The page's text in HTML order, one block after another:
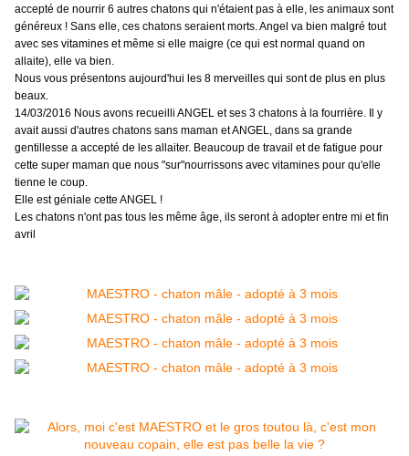
accepté de nourrir 6 autres chatons qui n'étaient pas à elle, les animaux sont
généreux ! Sans elle, ces chatons seraient morts. Angel va bien malgré tout
avec ses vitamines et même si elle maigre (ce qui est normal quand on
allaite), elle va bien.
Nous vous présentons aujourd'hui les 8 merveilles qui sont de plus en plus
beaux.
14/03/2016 Nous avons recueilli ANGEL et ses 3 chatons à la fourrière. Il y
avait aussi d'autres chatons sans maman et ANGEL, dans sa grande
gentillesse a accepté de les allaiter. Beaucoup de travail et de fatigue pour
cette super maman que nous "sur"nourrissons avec vitamines pour qu'elle
tienne le coup.
Elle est géniale cette ANGEL !
Les chatons n'ont pas tous les même âge, ils seront à adopter entre mi et fin
avril